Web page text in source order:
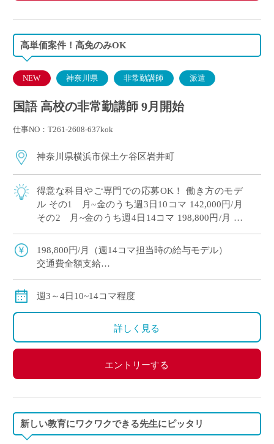
高単価案件！高免のみOK
NEW 神奈川県 非常勤講師 派遣
国語 高校の非常勤講師 9月開始
仕事NO：T261-2608-637kok
神奈川県横浜市保土ケ谷区岩井町
得意な科目やご専門での応募OK！ 働き方のモデ
ル その1 月~金のうち週3日10コマ 142,000円/月
その2 月~金のうち週4日14コマ 198,800円/月 共
上部など […]
198,800円/月（週14コマ担当時の給与モデル）
交通費全額支給
週3～4日10~14コマ程度
詳しく見る
エントリーする
新しい教育にワクワクできる先生にピッタリ